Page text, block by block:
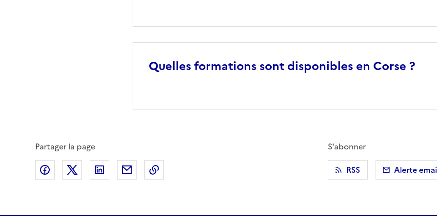
Quelles formations sont disponibles en Corse ?
Partager la page
Partager sur Facebook
Partager sur X (anciennement Twitter)
Partager sur LinkedIn
Partager par email
S'abonner
RSS
Alerte